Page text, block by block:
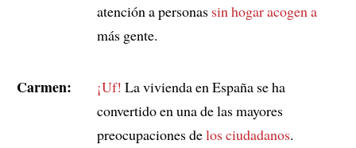
atención a personas sin hogaracogen a
más gente.
Carmen: ¡Uf! La vivienda en España se ha
convertido en una de las mayores
preocupaciones delos ciudadanos.